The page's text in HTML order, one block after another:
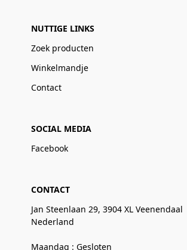
NUTTIGE LINKS
Zoek producten
Winkelmandje
Contact
SOCIAL MEDIA
Facebook
CONTACT
Jan Steenlaan 29, 3904 XL Veenendaal
Nederland
Maandag : Gesloten